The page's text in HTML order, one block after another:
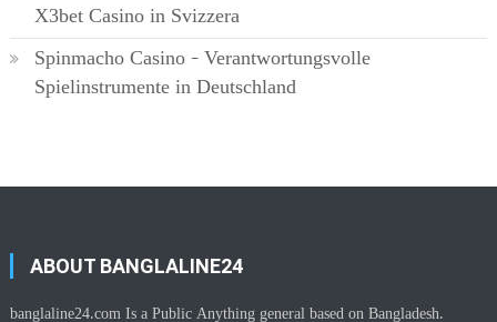
X3bet Casino in Svizzera
Spinmacho Casino – Verantwortungsvolle
Spielinstrumente in Deutschland
ABOUT BANGLALINE24
banglaline24.com Is a Public Anything general based on Bangladesh.